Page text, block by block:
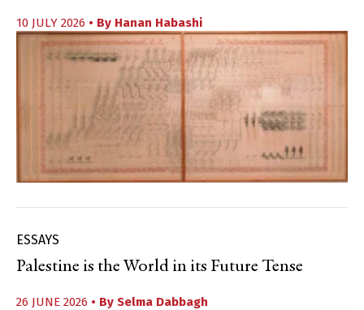
10 JULY 2026 • By Hanan Habashi
ESSAYS
Palestine is the World in its Future Tense
26 JUNE 2026 • By Selma Dabbagh